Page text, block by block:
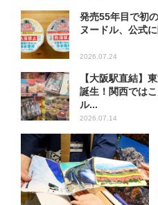
発売55年目で初
ヌードル、公式
2026.07.24
【大阪駅直結】
誕生！関西では
ル...
2026.07.14